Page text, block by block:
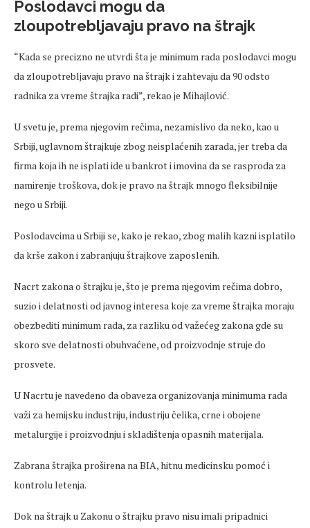
Poslodavci mogu da
zloupotrebljavaju pravo na štrajk
“Kada se precizno ne utvrdi šta je minimum rada poslodavci mogu
da zloupotrebljavaju pravo na štrajk i zahtevaju da 90 odsto
radnika za vreme štrajka radi”, rekao je Mihajlović.
U svetu je, prema njegovim rečima, nezamislivo da neko, kao u
Srbiji, uglavnom štrajkuje zbog neisplaćenih zarada, jer treba da
firma koja ih ne isplati ide u bankrot i imovina da se rasproda za
namirenje troškova, dok je pravo na štrajk mnogo fleksibilnije
nego u Srbiji.
Poslodavcima u Srbiji se, kako je rekao, zbog malih kazni isplatilo
da krše zakon i zabranjuju štrajkove zaposlenih.
Nacrt zakona o štrajku je, što je prema njegovim rečima dobro,
suzio i delatnosti od javnog interesa koje za vreme štrajka moraju
obezbediti minimum rada, za razliku od važećeg zakona gde su
skoro sve delatnosti obuhvaćene, od proizvodnje struje do
prosvete.
U Nacrtu je navedeno da obaveza organizovanja minimuma rada
važi za hemijsku industriju, industriju čelika, crne i obojene
metalurgije i proizvodnju i skladištenja opasnih materijala.
Zabrana štrajka proširena na BIA, hitnu medicinsku pomoć i
kontrolu letenja.
Dok na štrajk u Zakonu o štrajku pravo nisu imali pripadnici